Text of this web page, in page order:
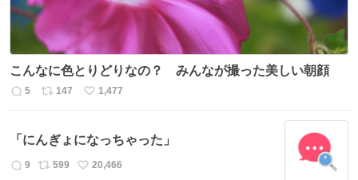
こんなに色とりどりなの？ みんなが撮った美しい朝顔
返
数
5
リ
ス
ト
数
147
い
ね
数
1,477
「にんぎょになっちゃった」
返
9
リ
599
い
20,466